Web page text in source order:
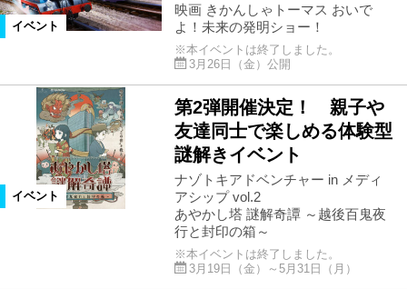
イベント
映画 きかんしゃトーマス おいで
よ！未来の発明ショー！
※本イベントは終了しました。
3月26日（金）公開
イベント
第2弾開催決定！ 親子や
友達同士で楽しめる体験型
謎解きイベント
ナゾトキアドベンチャー in メディ
アシップ vol.2
あやかし塔 謎解奇譚 ～越後百鬼夜
行と封印の箱～
※本イベントは終了しました。
3月19日（金）～5月31日（月）